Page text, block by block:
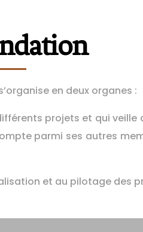
en deux organes :
projets et qui veille
parmi ses autres
et au pilotage des